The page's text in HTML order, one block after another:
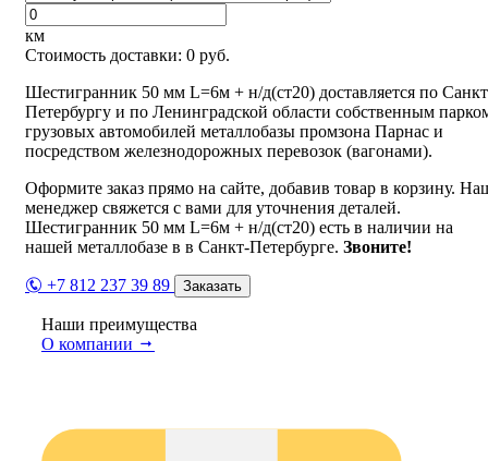
км
Стоимость доставки: 0 руб.
Шестигранник 50 мм L=6м + н/д(ст20) доставляется по
Петербургу и по Ленинградской области собственным
грузовых автомобилей металлобазы промзона Парнас и
посредством железнодорожных перевозок (вагонами).
Оформите заказ прямо на сайте, добавив товар в корзину.
менеджер свяжется с вами для уточнения деталей.
Шестигранник 50 мм L=6м + н/д(ст20) есть в наличии на
нашей металлобазе в в Санкт-Петербурге. Звоните!
+7 812 237 39 89 Заказать
Наши преимущества
О компании